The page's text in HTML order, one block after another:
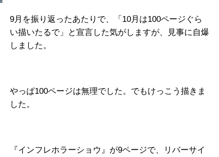
9月を振り返ったあたりで、「10月は100ページぐら
い描いたるで」と宣言した気がしますが、見事に自爆
しました。
やっぱ100ページは無理でした。でもけっこう描きま
した。
『インフレホラーショウ』が9ページで、リバーサイ